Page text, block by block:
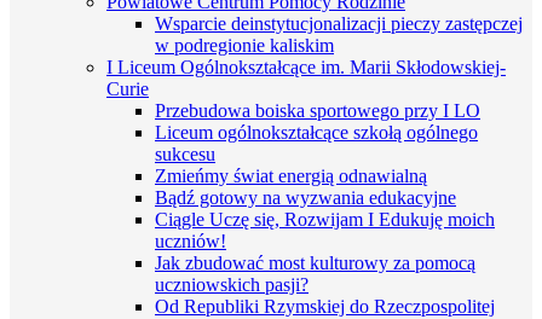
Wsparcie deinstytucjonalizacji pieczy zastępczej
w podregionie kaliskim
I Liceum Ogólnokształcące im. Marii Skłodowskiej-
Curie
Przebudowa boiska sportowego przy I LO
Liceum ogólnokształcące szkołą ogólnego
sukcesu
Zmieńmy świat energią odnawialną
Bądź gotowy na wyzwania edukacyjne
Ciągle Uczę się, Rozwijam I Edukuję moich
uczniów!
Jak zbudować most kulturowy za pomocą
uczniowskich pasji?
Od Republiki Rzymskiej do Rzeczpospolitej